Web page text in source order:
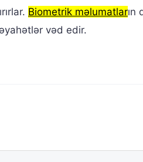
Biometrik məlumatların
vəd edir.